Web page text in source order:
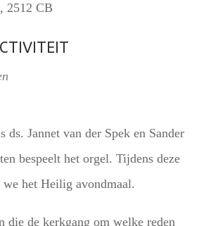
2512 CB
ds. Jannet van der Spek en Sander
bespeelt het orgel. Tijdens deze
het Heilig avondmaal.
die de kerkgang om welke reden